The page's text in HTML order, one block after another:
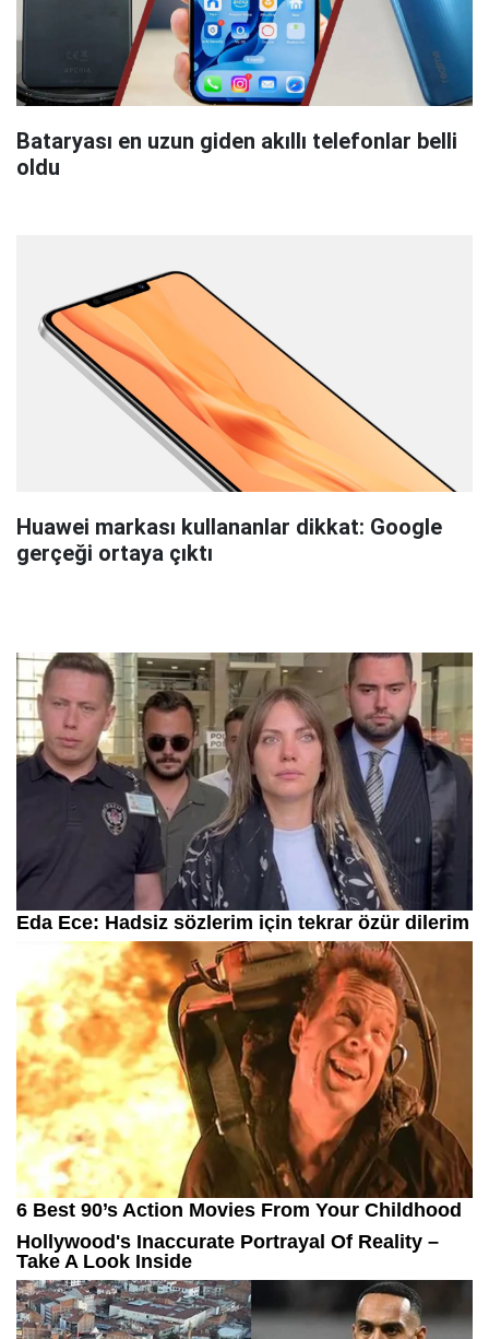
Bataryası en uzun giden akıllı telefonlar belli
oldu
Huawei markası kullananlar dikkat: Google
gerçeği ortaya çıktı